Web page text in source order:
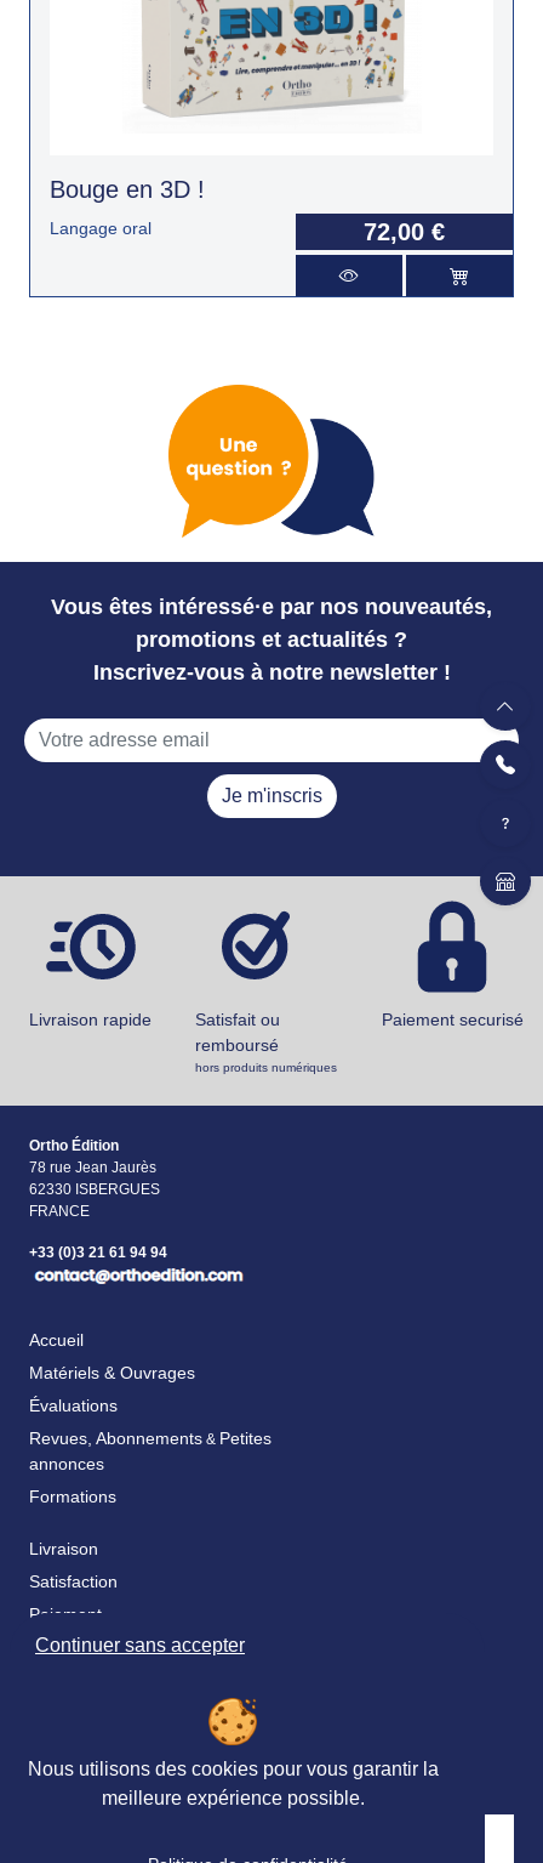
Bouge en 3D !
Langage oral 72,00 €
Vous êtes intéressé·e par nos nouveautés,
promotions et actualités ?
Inscrivez-vous à notre newsletter !
Je m'inscris
Livraison rapide
Satisfait ou
remboursé
hors produits numériques
Paiement securisé
Ortho Édition
78 rue Jean Jaurès
62330 ISBERGUES
FRANCE
+33 (0)3 21 61 94 94
Accueil
Matériels & Ouvrages
Évaluations
Revues, Abonnements & Petites
annonces
Formations
Livraison
Satisfaction
Paiement
Catalogue & bon de commande
Nos partenaires
Continuer sans accepter
Nous utilisons des cookies pour vous garantir la
meilleure expérience possible.